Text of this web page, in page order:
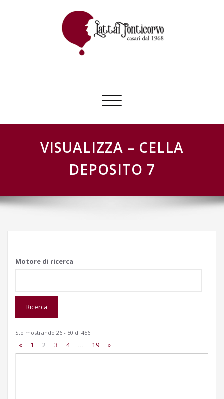
Commuta
navigazione
VISUALIZZA – CELLA
DEPOSITO 7
Motore di ricerca
Sto mostrando 26 - 50 di 456
« 1 2 3 4 … 19 »